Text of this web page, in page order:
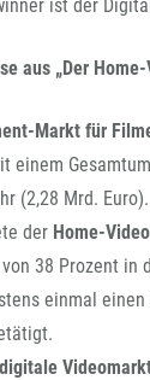
ist der
aus „Der
Markt für
einem
(2,28 Mrd. Euro).
der Home-
38 Prozent in
einmal
digitale